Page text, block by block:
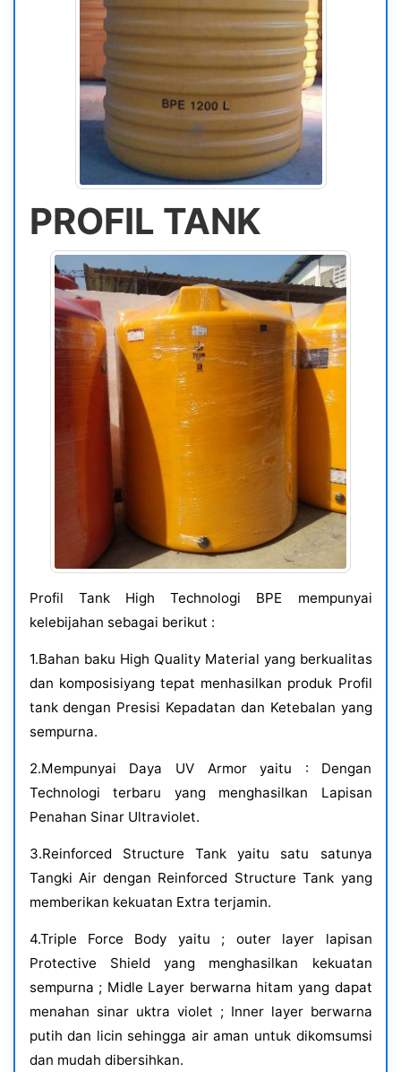
PROFIL TANK
Profil Tank High Technologi BPE mempunyai
kelebijahan sebagai berikut :
1.Bahan baku High Quality Material yang berkualitas
dan komposisiyang tepat menhasilkan produk Profil
tank dengan Presisi Kepadatan dan Ketebalan yang
sempurna.
2.Mempunyai Daya UV Armor yaitu : Dengan
Technologi terbaru yang menghasilkan Lapisan
Penahan Sinar Ultraviolet.
3.Reinforced Structure Tank yaitu satu satunya
Tangki Air dengan Reinforced Structure Tank yang
memberikan kekuatan Extra terjamin.
4.Triple Force Body yaitu ; outer layer lapisan
Protective Shield yang menghasilkan kekuatan
sempurna ; Midle Layer berwarna hitam yang dapat
menahan sinar uktra violet ; Inner layer berwarna
putih dan licin sehingga air aman untuk dikomsumsi
dan mudah dibersihkan.